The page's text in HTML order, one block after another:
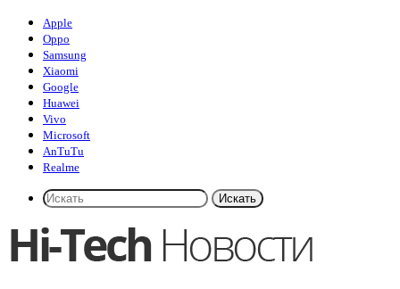
Apple
Oppo
Samsung
Xiaomi
Google
Huawei
Vivo
Microsoft
AnTuTu
Realme
Искать